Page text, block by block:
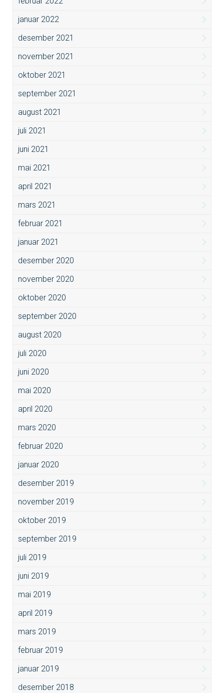
januar 2022
desember 2021
november 2021
oktober 2021
september 2021
august 2021
juli 2021
juni 2021
mai 2021
april 2021
mars 2021
februar 2021
januar 2021
desember 2020
november 2020
oktober 2020
september 2020
august 2020
juli 2020
juni 2020
mai 2020
april 2020
mars 2020
februar 2020
januar 2020
desember 2019
november 2019
oktober 2019
september 2019
juli 2019
juni 2019
mai 2019
april 2019
mars 2019
februar 2019
januar 2019
desember 2018